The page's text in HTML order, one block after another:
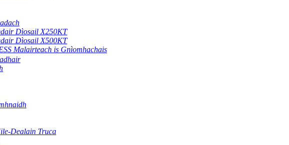
Dìosail X250KT
Dìosail X500KT
Malairteach is Gnìomhachais
Dealain Truca